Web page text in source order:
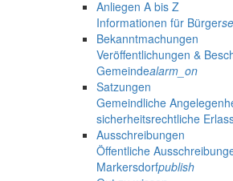
Anliegen A bis Z
Informationen für Bürger
Bekanntmachungen
Veröffentlichungen &
Gemeindealarm_on
Satzungen
Gemeindliche
sicherheitsrechtliche
Ausschreibungen
Öffentliche
Markersdorfpublish